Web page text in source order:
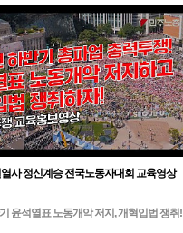
사 정신계승 전국노동자대회 교육영상
윤석열표 노동개악 저지, 개혁입법 쟁취!